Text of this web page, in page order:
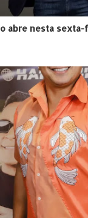
abre nesta sexta-